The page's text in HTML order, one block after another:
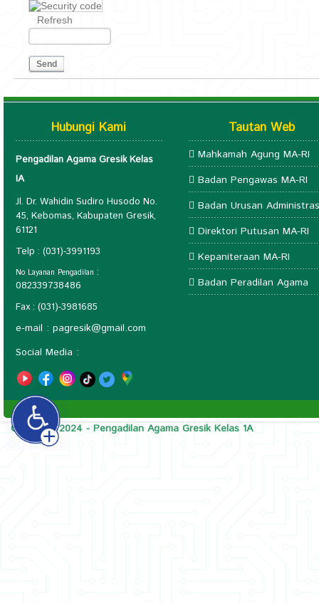
Refresh
Send
Hubungi Kami
Pengadilan Agama Gresik Kelas
IA
Jl. Dr. Wahidin Sudiro Husodo No.
45, Kebomas, Kabupaten Gresik,
61121
Telp : (031)-3991193
No Layanan Pengadilan :
082339738486
Fax : (031)-3981685
e-mail : pagresik@gmail.com
Social Media :
Tautan Web
Mahkamah Agung MA-RI
Badan Pengawas MA-RI
Badan Urusan
Direktori Putusan MA-RI
Kepaniteraan MA-RI
Badan Peradilan Agama
Copyright 2024 - Pengadilan Agama Gresik Kelas 1A